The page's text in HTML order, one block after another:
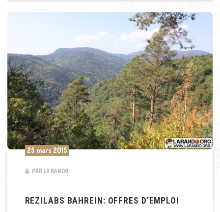
25 mars 2015
PAR LA RANDO
REZILABS BAHREIN: OFFRES D’EMPLOI